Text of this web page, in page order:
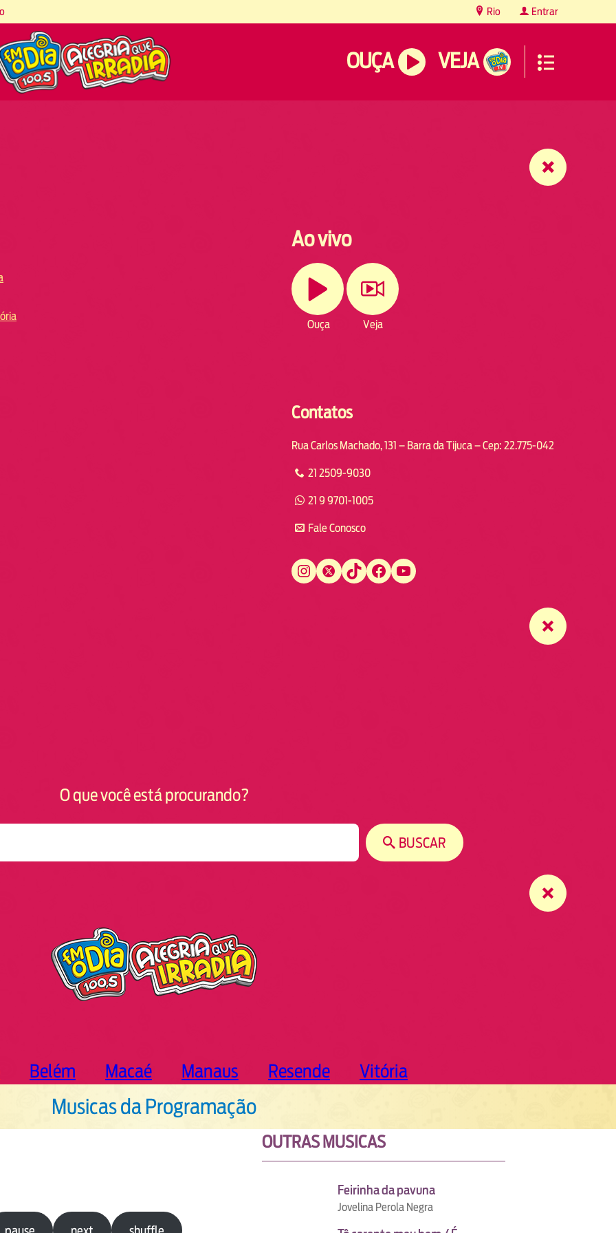
Rio Entrar
OUÇA VEJA
Ao vivo
Ouça Veja
Contatos
Rua Carlos Machado, 131 – Barra da Tijuca – Cep: 22.775-042
21 2509-9030
21 9 9701-1005
Fale Conosco
Instagram Twitter TikTok Facebook YouTube
O que você está procurando?
BUSCAR
Belém Macaé Manaus Resende Vitória
Musicas da Programação
OUTRAS MUSICAS
Feirinha da pavuna
Jovelina Perola Negra